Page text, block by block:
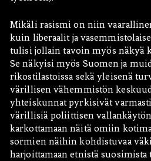
Mikäli rasismi on niin
kuin liberaalit ja
tulisi jollain tavoin myös näkyä
Se näkyisi myös Suomen ja
rikostilastoissa sekä yleisenä
värillisen vähemmistön
yhteiskunnat pyrkisivät
värillisiä poliittisen
karkottamaan näitä omiin
sormien näihin kohdistuvaa
harjoittamaan etnistä suosimista